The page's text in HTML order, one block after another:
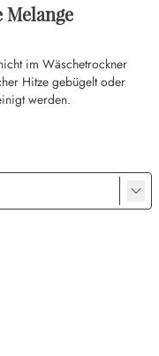
im Wäschetrockner
Hitze gebügelt oder
werden.